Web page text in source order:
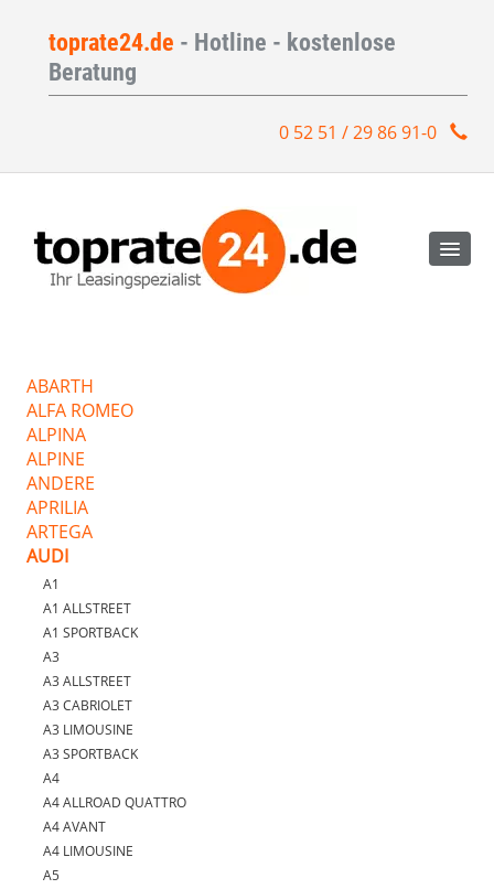
toprate24.de - Hotline - kostenlose
Beratung
0 52 51 / 29 86 91-0
ABARTH
ALFA ROMEO
ALPINA
ALPINE
ANDERE
APRILIA
ARTEGA
AUDI
A1
A1 ALLSTREET
A1 SPORTBACK
A3
A3 ALLSTREET
A3 CABRIOLET
A3 LIMOUSINE
A3 SPORTBACK
A4
A4 ALLROAD QUATTRO
A4 AVANT
A4 LIMOUSINE
A5